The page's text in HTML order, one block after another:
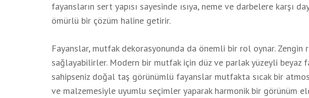
fayansların sert yapısı sayesinde ısıya, neme ve darbelere karşı
ömürlü bir çözüm haline getirir.
Fayanslar, mutfak dekorasyonunda da önemli bir rol oynar. Zengin
sağlayabilirler. Modern bir mutfak için düz ve parlak yüzeyli
sahipseniz doğal taş görünümlü fayanslar mutfakta sıcak bir
ve malzemesiyle uyumlu seçimler yaparak harmonik bir görünüm